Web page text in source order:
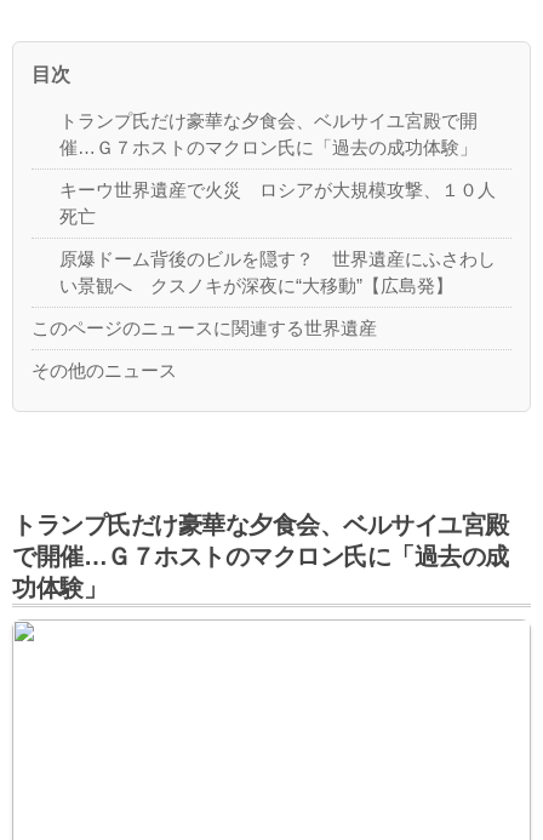
目次
トランプ氏だけ豪華な夕食会、ベルサイユ宮殿で開
催…Ｇ７ホストのマクロン氏に「過去の成功体験」
キーウ世界遺産で火災 ロシアが大規模攻撃、１０人
死亡
原爆ドーム背後のビルを隠す？ 世界遺産にふさわし
い景観へ クスノキが深夜に“大移動”【広島発】
このページのニュースに関連する世界遺産
その他のニュース
トランプ氏だけ豪華な夕食会、ベルサイユ宮殿
で開催…Ｇ７ホストのマクロン氏に「過去の成
功体験」